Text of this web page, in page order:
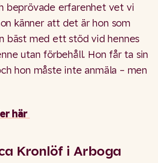
beprövade erfarenhet vet vi
känner att det är hon som
bäst med ett stöd vid hennes
utan förbehåll. Hon får ta sin
hon måste inte anmäla – men
här
Kronlöf i Arboga